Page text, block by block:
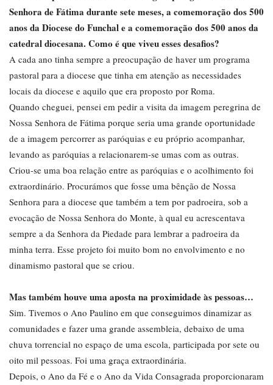
Senhora de Fátima durante sete meses, a comemoração dos 500
anos da Diocese do Funchal e a comemoração dos 500 anos da
catedral diocesana. Como é que viveu esses desafios?
A cada ano tinha sempre a preocupação de haver um programa
pastoral para a diocese que tinha em atenção as necessidades
locais da diocese e aquilo que era proposto por Roma.
Quando cheguei, pensei em pedir a visita da imagem peregrina de
Nossa Senhora de Fátima porque seria uma grande oportunidade
de a imagem percorrer as paróquias e eu próprio acompanhar,
levando as paróquias a relacionarem-se umas com as outras.
Criou-se uma boa relação entre as paróquias e o acolhimento foi
extraordinário. Procurámos que fosse uma bênção de Nossa
Senhora para a diocese que também a tem por padroeira, sob a
evocação de Nossa Senhora do Monte, à qual eu acrescentava
sempre a da Senhora da Piedade para lembrar a padroeira da
minha terra. Esse projeto foi muito bom no envolvimento e no
dinamismo pastoral que se criou.
Mas também houve uma aposta na proximidade às pessoas…
Sim. Tivemos o Ano Paulino em que conseguimos dinamizar as
comunidades e fazer uma grande assembleia, debaixo de uma
chuva torrencial no espaço de uma escola, participada por sete ou
oito mil pessoas. Foi uma graça extraordinária.
Depois, o Ano da Fé e o Ano da Vida Consagrada proporcionaram